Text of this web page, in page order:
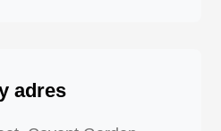
adres